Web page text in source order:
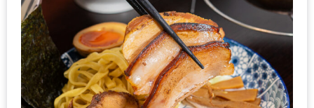
จบ
ที่
เดียว
HOMEPRO